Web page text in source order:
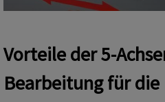
Vorteile der 5-
Bearbeitung für die